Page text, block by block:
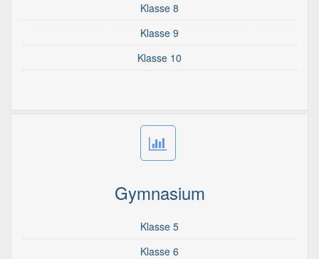
Klasse 8
Klasse 9
Klasse 10
Gymnasium
Klasse 5
Klasse 6